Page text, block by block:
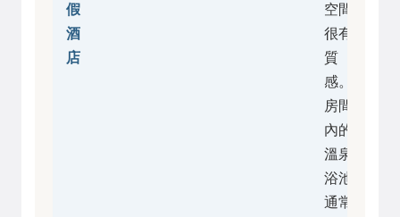
假
酒
店
空間
很有
質
感。
房間
內的
溫泉
浴池
通常